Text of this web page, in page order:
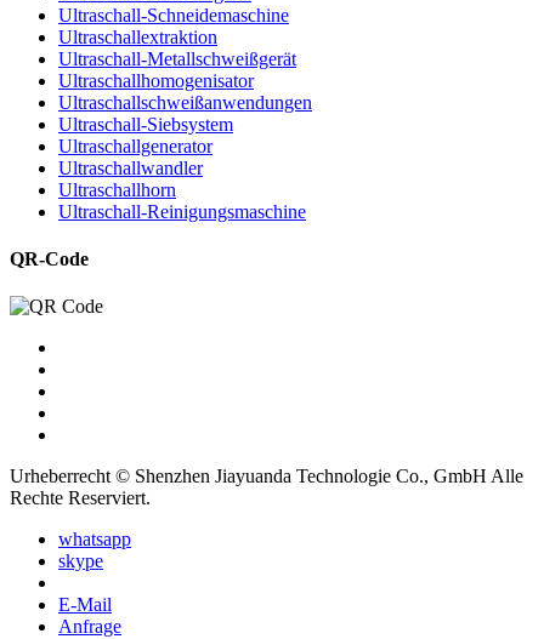
Ultraschall-Schneidemaschine
Ultraschallextraktion
Ultraschall-Metallschweißgerät
Ultraschallhomogenisator
Ultraschallschweißanwendungen
Ultraschall-Siebsystem
Ultraschallgenerator
Ultraschallwandler
Ultraschallhorn
Ultraschall-Reinigungsmaschine
QR-Code
Urheberrecht © Shenzhen Jiayuanda Technologie Co., GmbH Alle
Rechte Reserviert.
whatsapp
skype
E-Mail
Anfrage